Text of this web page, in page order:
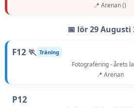
📍 Arenan ()
📅 lör 29 Augusti
F12 🏃 Träning
Fotografering - årets
📍 Arenan
P12